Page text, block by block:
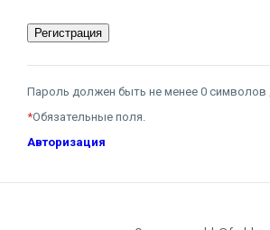
Пароль должен быть не менее 0 символов
*Обязательные поля.
Авторизация